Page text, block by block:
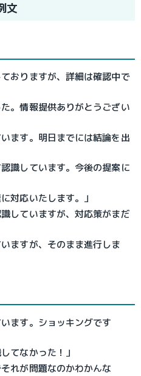
文
おりますが、詳細は確認中で
。情報提供ありがとうござい
ます。明日までには結論を出
識しています。今後の提案に
対応いたします。」
していますが、対応策がまだ
ますが、そのまま進行しま
ます。ショッキングです
てなかった！」
れが問題なのかわかんな